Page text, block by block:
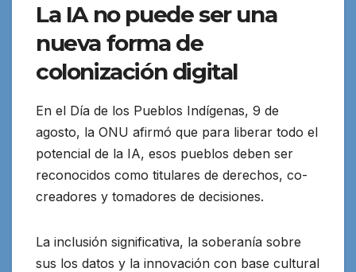
La IA no puede ser una
nueva forma de
colonización digital
En el Día de los Pueblos Indígenas, 9 de
agosto, la ONU afirmó que para liberar todo el
potencial de la IA, esos pueblos deben ser
reconocidos como titulares de derechos, co-
creadores y tomadores de decisiones.
La inclusión significativa, la soberanía sobre
sus los datos y la innovación con base cultural